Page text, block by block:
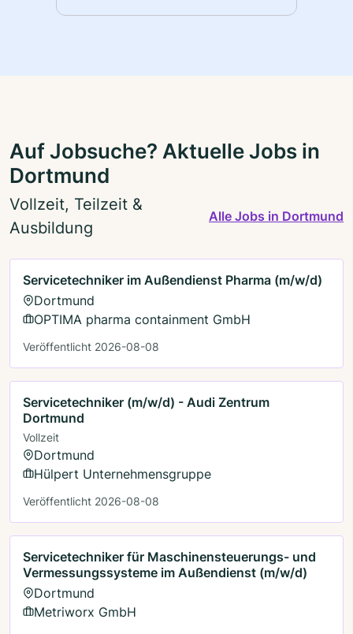
Auf Jobsuche? Aktuelle Jobs in
Dortmund
Vollzeit, Teilzeit &
Ausbildung
Alle Jobs in Dortmund
Servicetechniker im Außendienst Pharma (m/w/d)
Dortmund
OPTIMA pharma containment GmbH
Veröffentlicht 2026-08-08
Servicetechniker (m/w/d) - Audi Zentrum
Dortmund
Vollzeit
Dortmund
Hülpert Unternehmensgruppe
Veröffentlicht 2026-08-08
Servicetechniker für Maschinensteuerungs- und
Vermessungssysteme im Außendienst (m/w/d)
Dortmund
Metriworx GmbH